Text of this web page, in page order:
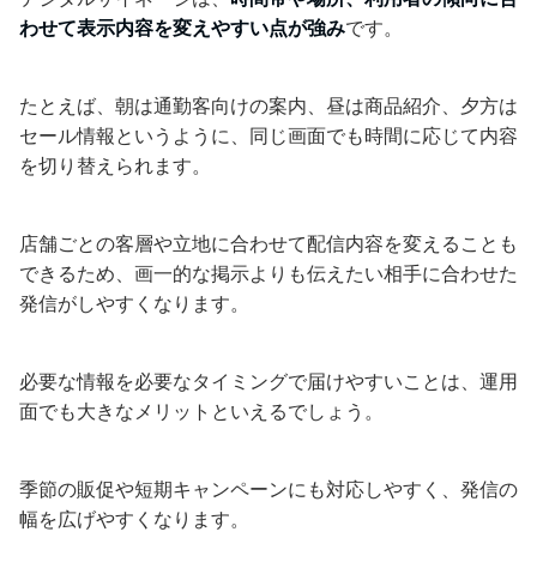
わせて表示内容を変えやすい点が強みです。
たとえば、朝は通勤客向けの案内、昼は商品紹介、夕方は
セール情報というように、同じ画面でも時間に応じて内容
を切り替えられます。
店舗ごとの客層や立地に合わせて配信内容を変えることも
できるため、画一的な掲示よりも伝えたい相手に合わせた
発信がしやすくなります。
必要な情報を必要なタイミングで届けやすいことは、運用
面でも大きなメリットといえるでしょう。
季節の販促や短期キャンペーンにも対応しやすく、発信の
幅を広げやすくなります。